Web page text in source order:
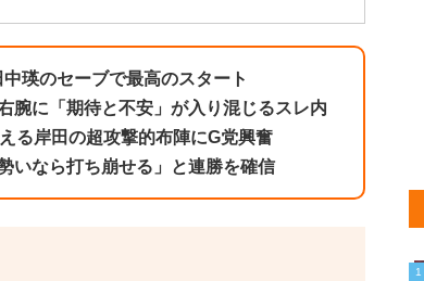
瑛のセーブで最高のスタート
腕に「期待と不安」が入り混じるスレ内
る岸田の超攻撃的布陣にG党興奮
いなら打ち崩せる」と連勝を確信